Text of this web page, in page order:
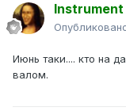
Instrument
Июнь таки.... кто на
валом.